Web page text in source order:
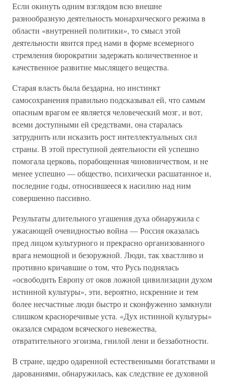
Если окинуть одним взглядом всю внешне
разнообразную деятельность монархического режима в
области «внутренней политики», то смысл этой
деятельности явится пред нами в форме всемерного
стремления бюрократии задержать количественное и
качественное развитие мыслящего вещества.
Старая власть была бездарна, но инстинкт
самосохранения правильно подсказывал ей, что самым
опасным врагом ее является человеческий мозг, и вот,
всеми доступными ей средствами, она старалась
затруднить или исказить рост интеллектуальных сил
страны. В этой преступной деятельности ей успешно
помогала церковь, порабощенная чиновничеством, и не
менее успешно — общество, психически расшатанное и,
последние годы, относившееся к насилию над ним
совершенно пассивно.
Результаты длительного угашения духа обнаружила с
ужасающей очевидностью война — Россия оказалась
пред лицом культурного и прекрасно организованного
врага немощной и безоружной. Люди, так хвастливо и
противно кричавшие о том, что Русь поднялась
«освободить Европу от оков ложной цивилизации духом
истинной культуры», эти, вероятно, искренние и тем
более несчастные люди быстро и сконфуженно замкнули
слишком красноречивые уста. «Дух истинной культуры»
оказался смрадом всяческого невежества,
отвратительного эгоизма, гнилой лени и беззаботности.
В стране, щедро одаренной естественными богатствами и
дарованиями, обнаружилась, как следствие ее духовной